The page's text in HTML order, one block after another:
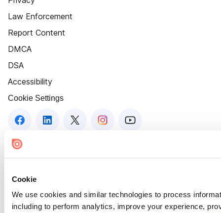
Cookie
We use cookies and similar technologies to process
including to perform analytics, improve your experience,
Law Enforcement
Report Content
DMCA
DSA
Accessibility
Cookie Settings